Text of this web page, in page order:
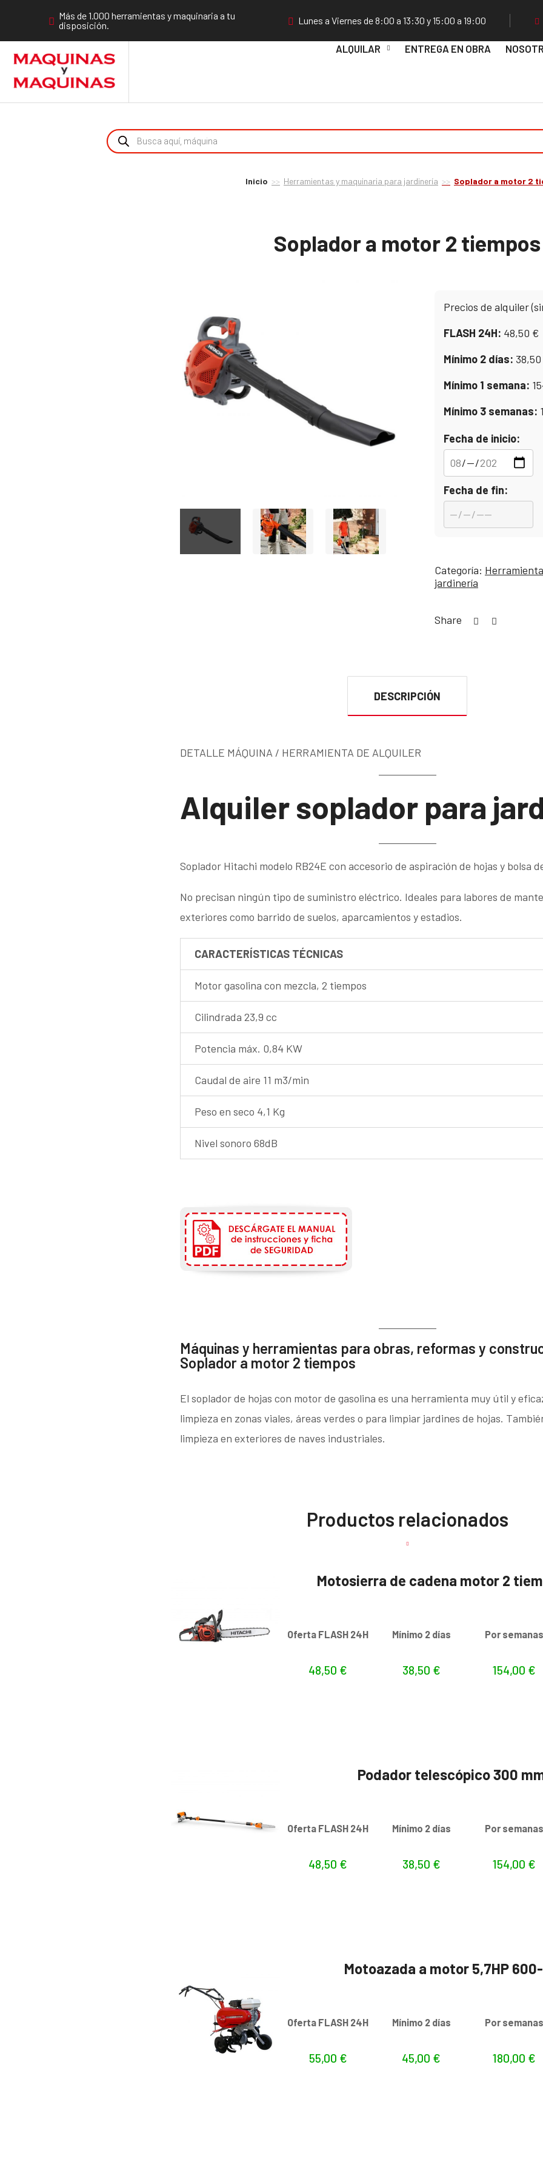
Más de 1.000 herramientas y maquinaria a tu
disposición.
Lunes a Viernes de 8:00 a 13:30 y 15:00 a 19:00
ALQUILAR ENTREGA EN OBRA
Inicio Herramientas y maquinaria para jardinería Soplador a motor 2
Soplador a motor 2 tiempos
Precios de alquiler
FLASH 24H: 48,50 €
Mínimo 2 días: 38,50
Mínimo 1 semana:
Mínimo 3 semanas:
Fecha de inicio:
Fecha de fin:
Categoría:
jardinería
Share
DESCRIPCIÓN
DETALLE MÁQUINA / HERRAMIENTA DE ALQUILER
Alquiler soplador para
Soplador Hitachi modelo RB24E con accesorio de aspiración de hojas y bolsa
No precisan ningún tipo de suministro eléctrico. Ideales para labores de
exteriores como barrido de suelos, aparcamientos y estadios.
CARACTERÍSTICAS TÉCNICAS
Motor gasolina con mezcla, 2 tiempos
Cilindrada 23,9 cc
Potencia máx. 0,84 KW
Caudal de aire 11 m3/min
Peso en seco 4,1 Kg
Nivel sonoro 68dB
Máquinas y herramientas para obras, reformas y
Soplador a motor 2 tiempos
El soplador de hojas con motor de gasolina es una herramienta muy útil y
limpieza en zonas viales, áreas verdes o para limpiar jardines de hojas.
limpieza en exteriores de naves industriales.
Productos relacionados
Motosierra de cadena motor 2
Oferta FLASH 24H
48,50 €
Mínimo 2 días
38,50 €
Por semanas
154,00 €
Podador telescópico 300
Oferta FLASH 24H
48,50 €
Mínimo 2 días
38,50 €
Por semanas
154,00 €
Motoazada a motor 5,7HP
Oferta FLASH 24H
55,00 €
Mínimo 2 días
45,00 €
Por semanas
180,00 €